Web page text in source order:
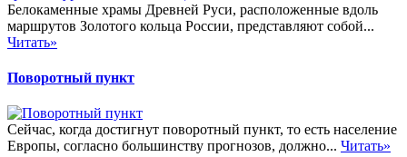
Белокаменные храмы Древней Руси, расположенные вдоль
маршрутов Золотого кольца России, представляют собой...
Читать»
Поворотный пункт
Сейчас, когда достигнут поворотный пункт, то есть население
Европы, согласно большинству прогнозов, должно... Читать»